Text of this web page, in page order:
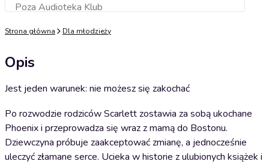
Poza Audioteka KlubDodaj do koszyka
Strona główna Dla młodzieży
Opis
Jest jeden warunek: nie możesz się zakochać
Po rozwodzie rodziców Scarlett zostawia za sobą ukochane
Phoenix i przeprowadza się wraz z mamą do Bostonu.
Dziewczyna próbuje zaakceptować zmianę, a jednocześnie
uleczyć złamane serce. Ucieka w historie z ulubionych książek i